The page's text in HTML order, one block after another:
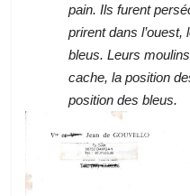
pain. Ils furent
prirent dans
bleus. Leurs
cache, la position
position des bleus.